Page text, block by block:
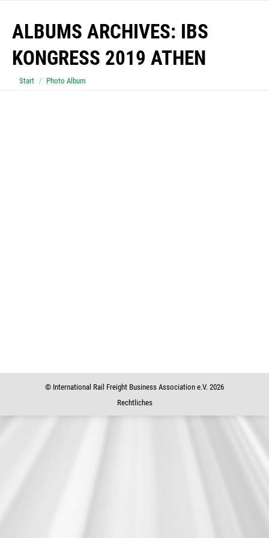
ALBUMS ARCHIVES: IBS
KONGRESS 2019 ATHEN
Sie befinden sich hier:
Start Photo Album
© International Rail Freight Business Association e.V. 2026
Rechtliches